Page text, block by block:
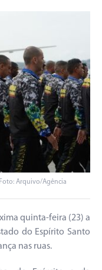
Arquivo/Agência
quinta-feira (23) a
do Espírito Santo
nas ruas.